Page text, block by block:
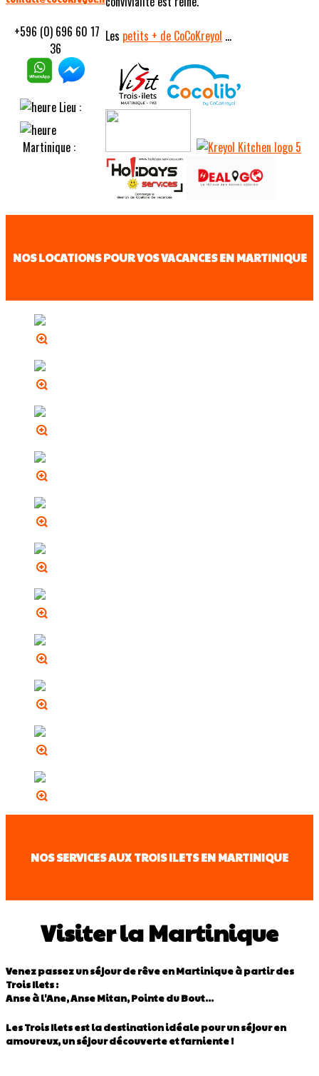
+596 (0) 696 60 17
36
Lieu :
Martinique :
Les petits + de CoCoKreyol ...
NOS LOCATIONS POUR VOS VACANCES EN MARTINIQUE
NOS SERVICES AUX TROIS ILETS EN MARTINIQUE
Visiter la Martinique
Venez passez un séjour de rêve en Martinique à partir des
Trois Ilets :
Anse à l'Ane, Anse Mitan, Pointe du Bout...
Les Trois Ilets est la destination idéale pour un séjour en
amoureux, un séjour découverte et farniente !